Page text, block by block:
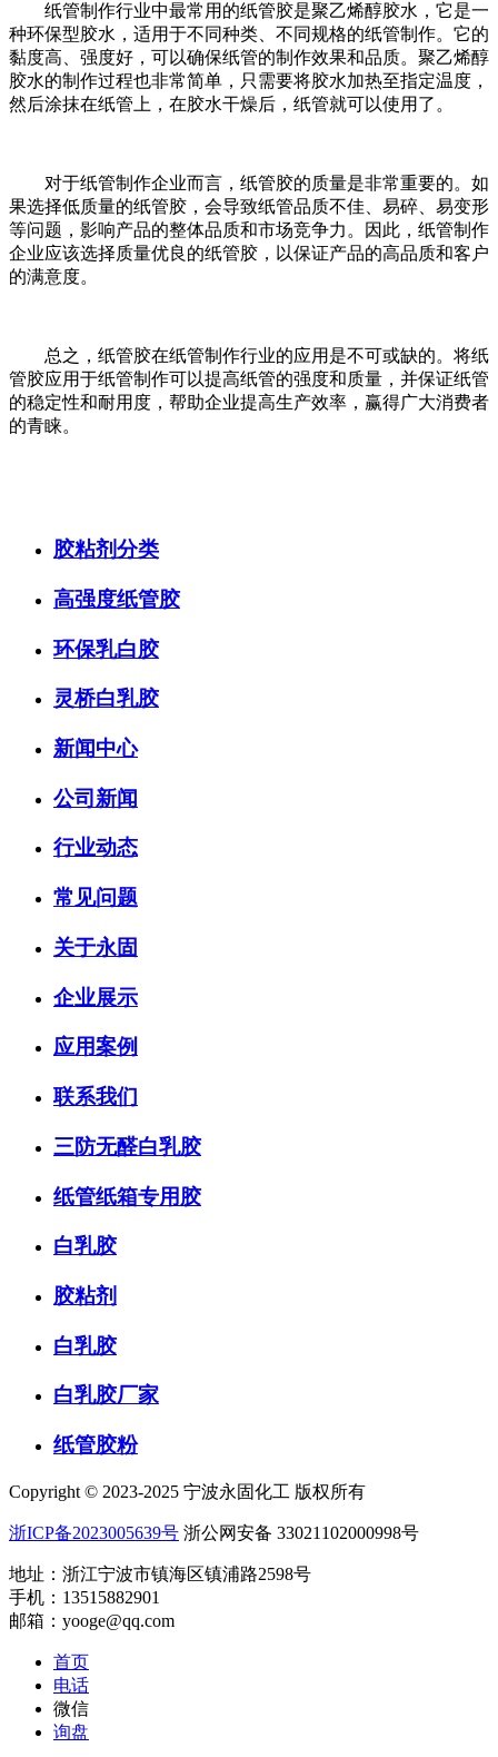
纸管制作行业中最常用的纸管胶是聚乙烯醇胶水，它是一
种环保型胶水，适用于不同种类、不同规格的纸管制作。它的
黏度高、强度好，可以确保纸管的制作效果和品质。聚乙烯醇
胶水的制作过程也非常简单，只需要将胶水加热至指定温度，
然后涂抹在纸管上，在胶水干燥后，纸管就可以使用了。
对于纸管制作企业而言，纸管胶的质量是非常重要的。如
果选择低质量的纸管胶，会导致纸管品质不佳、易碎、易变形
等问题，影响产品的整体品质和市场竞争力。因此，纸管制作
企业应该选择质量优良的纸管胶，以保证产品的高品质和客户
的满意度。
总之，纸管胶在纸管制作行业的应用是不可或缺的。将纸
管胶应用于纸管制作可以提高纸管的强度和质量，并保证纸管
的稳定性和耐用度，帮助企业提高生产效率，赢得广大消费者
的青睐。
胶粘剂分类
高强度纸管胶
环保乳白胶
灵桥白乳胶
新闻中心
公司新闻
行业动态
常见问题
关于永固
企业展示
应用案例
联系我们
三防无醛白乳胶
纸管纸箱专用胶
白乳胶
胶粘剂
白乳胶
白乳胶厂家
纸管胶粉
Copyright © 2023-2025 宁波永固化工 版权所有
浙ICP备2023005639号 浙公网安备 33021102000998号
地址：浙江宁波市镇海区镇浦路2598号
手机：13515882901
邮箱：yooge@qq.com
首页
电话
微信
询盘